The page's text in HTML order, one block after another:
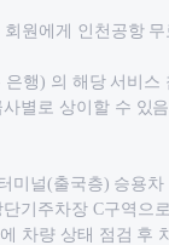
원에게 인천공항 무
행) 의 해당 서비스
별로 상이할 수 있음
미널(출국층) 승용차
기주차장 C구역으
차량 상태 점검 후